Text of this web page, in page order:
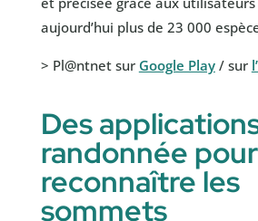
aujourd’hui plus de 23 000
> Pl@ntnet sur Google Play/ sur
Des
randonnée pour
reconnaître les
sommets